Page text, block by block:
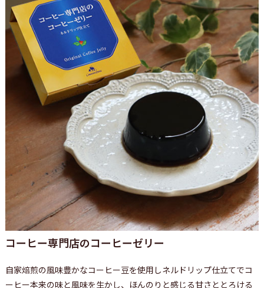
コーヒー専門店のコーヒーゼリー
自家焙煎の風味豊かなコーヒー豆を使用しネルドリップ仕立てでコ
ーヒー本来の味と風味を生かし、ほんのりと感じる甘さととろける